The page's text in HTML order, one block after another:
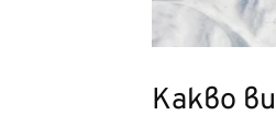
Какво